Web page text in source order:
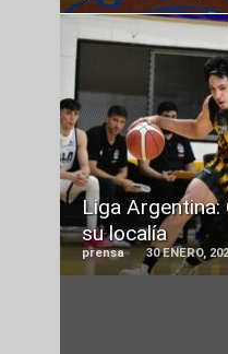
Liga
su localía
prensa 30 ENERO,